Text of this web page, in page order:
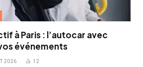
à Paris : l’autocar avec
événements
2026 12